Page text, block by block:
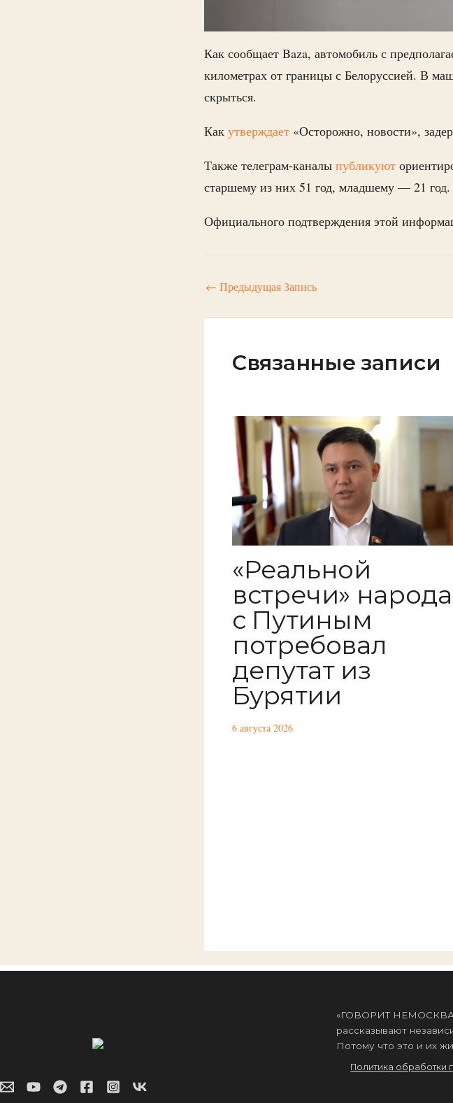
Как сообщает Baza, автомобиль с
километрах от границы с Белоруссией. В
скрыться.
Как утверждает «Осторожно, новости»,
Также телеграм-каналы публикуют
старшему из них 51 год, младшему — 21 год.
Официального подтверждения этой
← Предыдущая Запись
Связанные записи
«Реальной
встречи» народа
с Путиным
потребовал
депутат из
Бурятии
6 августа 2026
«ГОВОРИТ НЕМОСКВА»
рассказывают
Потому что это и их
Политика обработки